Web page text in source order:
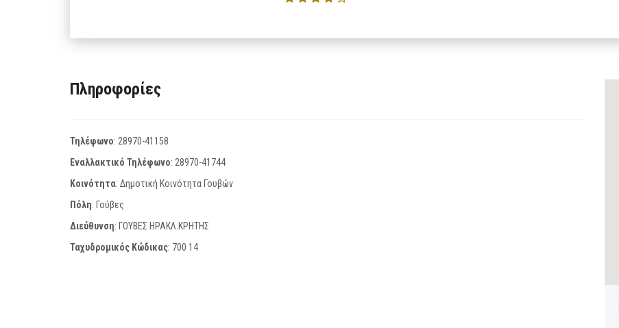
Πληροφορίες
Τηλέφωνο: 28970-41158
Εναλλακτικό Τηλέφωνο: 28970-41744
Κοινότητα: Δημοτική Κοινότητα Γουβών
Πόλη: Γούβες
Διεύθυνση: ΓΟΥΒΕΣ ΗΡΑΚΛ.ΚΡΗΤΗΣ
Ταχυδρομικός Κώδικας: 700 14